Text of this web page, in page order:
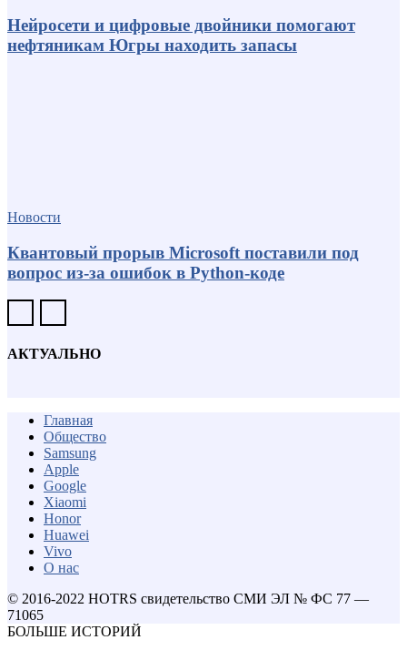
Нейросети и цифровые двойники помогают
нефтяникам Югры находить запасы
Новости
Квантовый прорыв Microsoft поставили под
вопрос из-за ошибок в Python-коде
АКТУАЛЬНО
Главная
Общество
Samsung
Apple
Google
Xiaomi
Honor
Huawei
Vivo
О нас
© 2016-2022 HOTRS свидетельство СМИ ЭЛ № ФС 77 —
71065
БОЛЬШЕ ИСТОРИЙ